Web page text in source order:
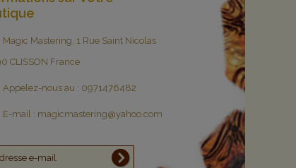
Magic Mastering, 1 Rue Saint Nicolas
CLISSON France
Appelez-nous au : 0971476482
E-mail : magicmastering@yahoo.com